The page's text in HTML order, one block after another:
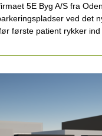
5E Byg A/S fra
ved det
første patient rykker ind